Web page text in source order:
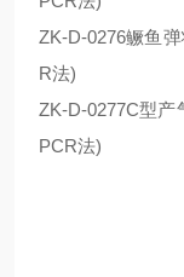
ZK-D-0276鳜鱼
R法)
ZK-D-0277C型
PCR法)